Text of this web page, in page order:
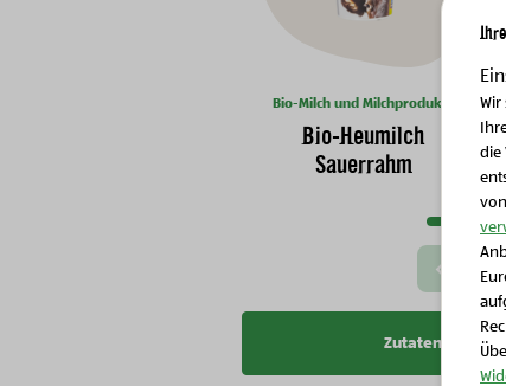
Bio-Milch und Milchprodukte
Bio-Heumilch
Sauerrahm
Vorherige Slide
Nächste Slide
Zutatenliste
Wir
die